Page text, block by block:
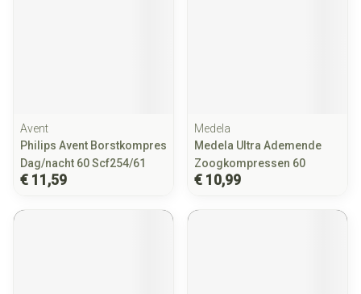
Avent
Philips Avent Borstkompres
Dag/nacht 60 Scf254/61
€ 11,59
Medela
Medela Ultra Ademende
Zoogkompressen 60
€ 10,99